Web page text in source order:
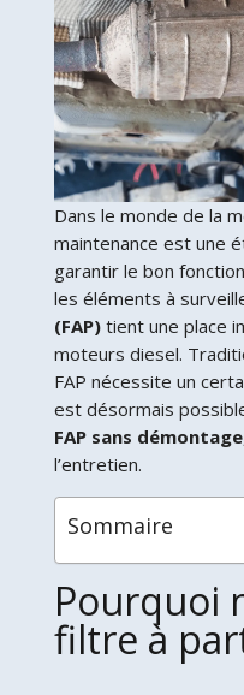
Dans le monde de la
maintenance est une
garantir le bon
les éléments à
(FAP)tient une place
moteurs diesel.
FAP nécessite un
est désormais
FAP sans démontage
l’entretien.
Sommaire
Pourquoi
filtre à